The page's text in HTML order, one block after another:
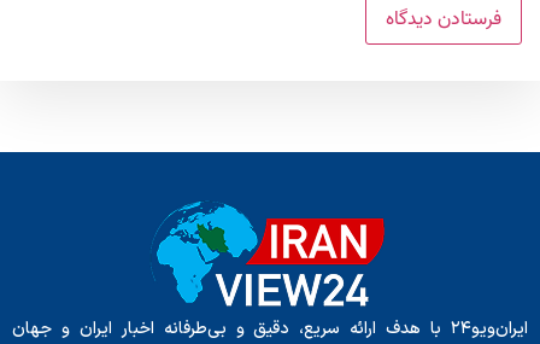
ایران‌ویو۲۴ با هدف ارائه سریع، دقیق و بی‌طرفانه اخبار ایران و جهان